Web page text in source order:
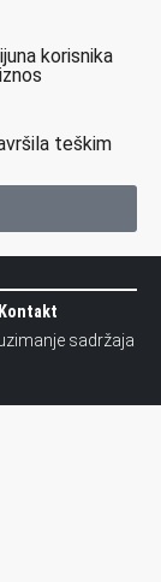
korisnika
teškim
Kontakt
sadržaja